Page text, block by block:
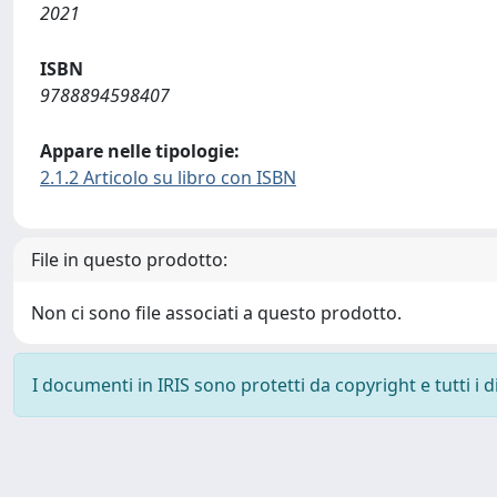
2021
ISBN
9788894598407
Appare nelle tipologie:
2.1.2 Articolo su libro con ISBN
File in questo prodotto:
Non ci sono file associati a questo prodotto.
I documenti in IRIS sono protetti da copyright e tutti i